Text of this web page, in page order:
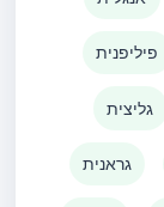
פיליפנית
גליצית
גראנית